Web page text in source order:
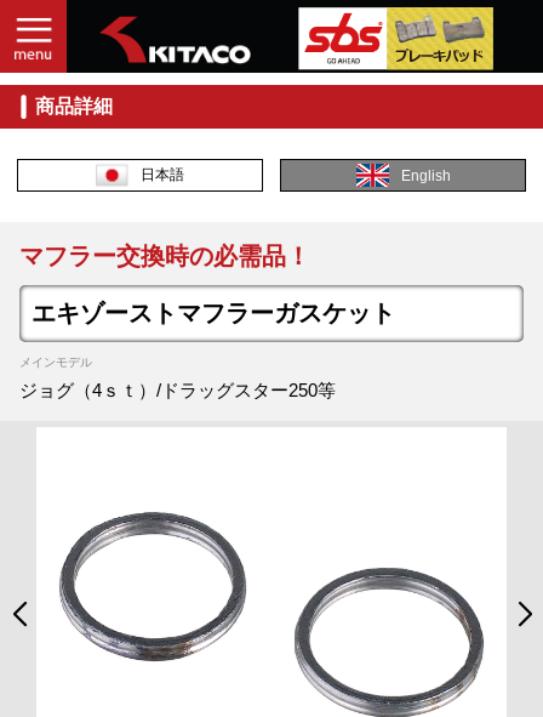
商品詳細
日本語 English
マフラー交換時の必需品！
エキゾーストマフラーガスケット
メインモデル
ジョグ（4ｓｔ）/ドラッグスター250等